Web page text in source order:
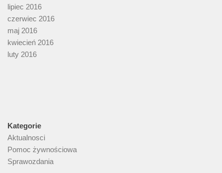
lipiec 2016
czerwiec 2016
maj 2016
kwiecień 2016
luty 2016
Kategorie
Aktualnosci
Pomoc żywnościowa
Sprawozdania